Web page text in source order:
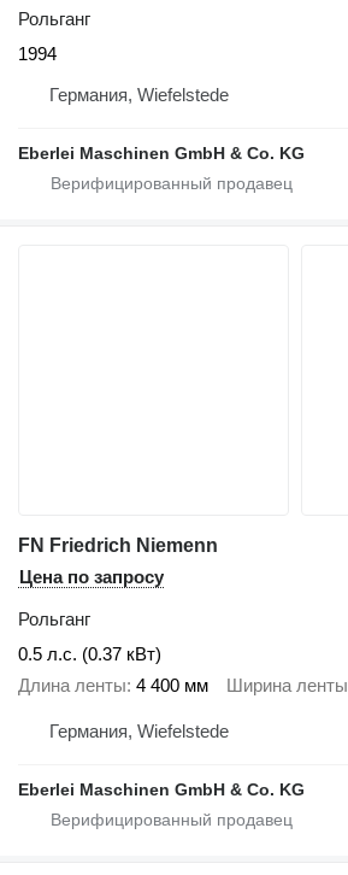
Рольганг
1994
Германия, Wiefelstede
Eberlei Maschinen GmbH & Co. KG
FN Friedrich Niemenn
Цена по запросу
Рольганг
0.5 л.с. (0.37 кВт)
Длина ленты 4 400 мм Ширина ленты
Германия, Wiefelstede
Eberlei Maschinen GmbH & Co. KG